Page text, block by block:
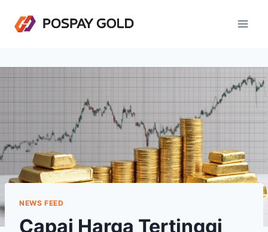
NEWS FEED
Capai Harga Tertinggi